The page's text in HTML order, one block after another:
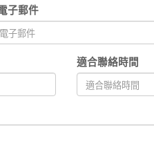
子郵件
適合聯絡時間